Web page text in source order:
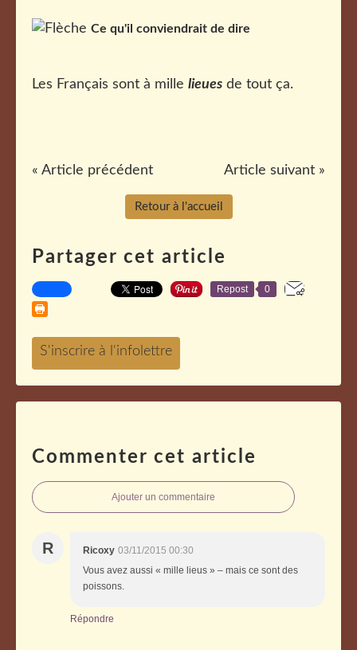
Ce qu'il conviendrait de dire
Les Français sont à mille lieues de tout ça.
« Article précédent Article suivant »
Retour à l'accueil
Partager cet article
Repost 0
Commenter cet article
Ajouter un commentaire
R Ricoxy 03/11/2015 00:30
Vous avez aussi « mille lieus » – mais ce sont des
poissons.
Répondre